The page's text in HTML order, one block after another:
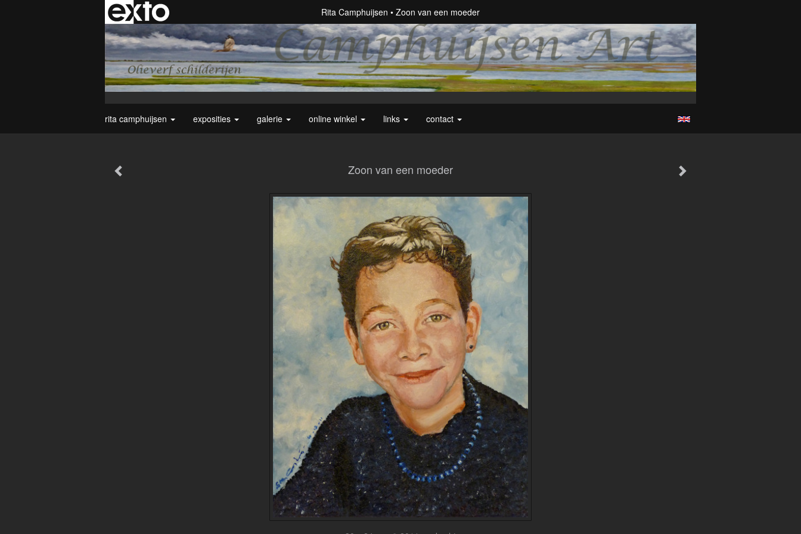
Rita Camphuijsen Zoon van een moeder
rita camphuijsen exposities galerie online winkel links contact
Zoon van een moeder